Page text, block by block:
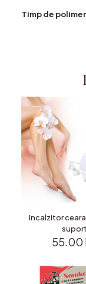
Timp de
Incalzitor
suport
55.00